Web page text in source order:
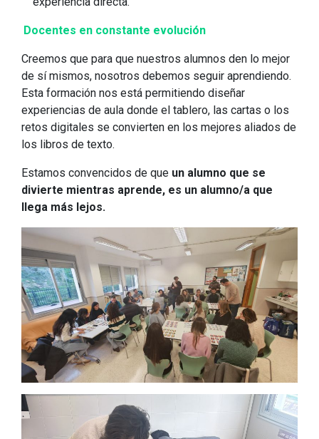
Docentes en constante evolución
Creemos que para que nuestros alumnos den lo mejor
de sí mismos, nosotros debemos seguir aprendiendo.
Esta formación nos está permitiendo diseñar
experiencias de aula donde el tablero, las cartas o los
retos digitales se convierten en los mejores aliados de
los libros de texto.
Estamos convencidos de que un alumno que se
divierte mientras aprende, es un alumno/a que
llega más lejos.